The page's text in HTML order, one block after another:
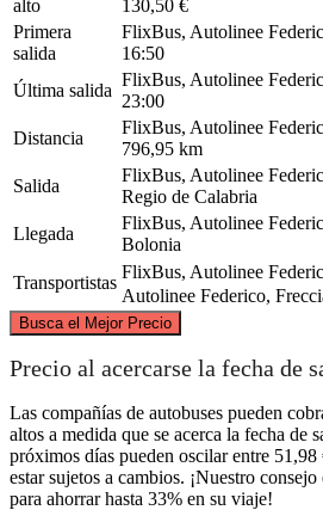
alto
130,50 €
Primera
salida
FlixBus, Autolinee
16:50
Última salida
FlixBus, Autolinee
23:00
Distancia
FlixBus, Autolinee
796,95 km
Salida
FlixBus, Autolinee
Regio de Calabria
Llegada
FlixBus, Autolinee
Bolonia
Transportistas
FlixBus, Autolinee
Autolinee Federico,
Busca el Mejor Precio
© CARTO
Precio al acercarse la fecha de
Las compañías de autobuses pueden
altos a medida que se acerca la fecha de
próximos días pueden oscilar entre
estar sujetos a cambios. ¡Nuestro
para ahorrar hasta 33% en su viaje!